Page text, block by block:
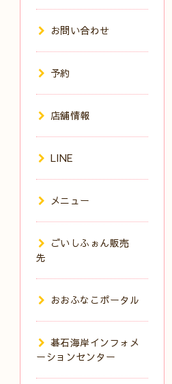
お問い合わせ
予約
店舗情報
LINE
メニュー
ごいしふぉん販売
先
おおふなこポータル
碁石海岸インフォメ
ーションセンター